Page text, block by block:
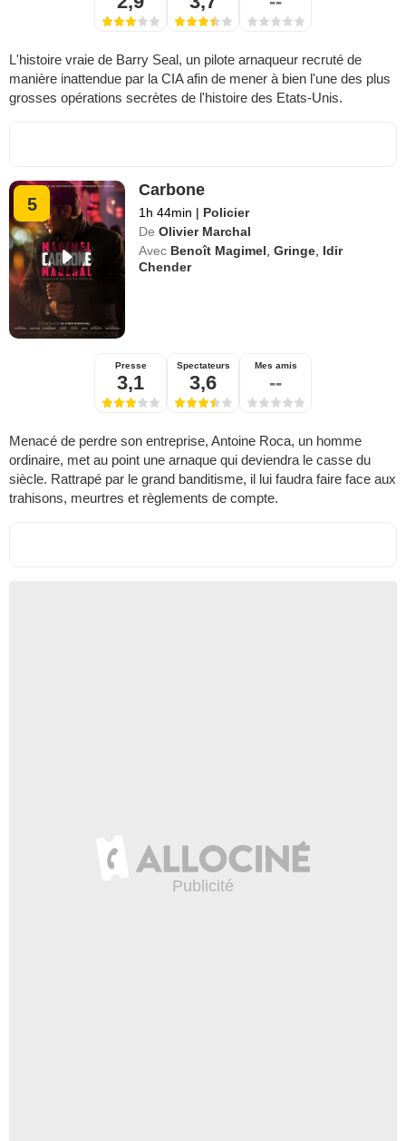
L'histoire vraie de Barry Seal, un pilote arnaqueur recruté de
manière inattendue par la CIA afin de mener à bien l'une des plus
grosses opérations secrètes de l'histoire des Etats-Unis.
5
Carbone
1h 44min | Policier
De Olivier Marchal
Avec Benoît Magimel ,Gringe Idir
Chender
Presse
3,1
Spectateurs
3,6
Mes amis
--
Menacé de perdre son entreprise, Antoine Roca, un homme
ordinaire, met au point une arnaque qui deviendra le casse du
siècle. Rattrapé par le grand banditisme, il lui faudra faire face aux
trahisons, meurtres et règlements de compte.